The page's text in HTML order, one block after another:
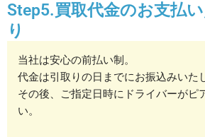
Step5.買取代金のお支払
り
当社は安心の前払い制。
代金は引取りの日までにお振込みいた
その後、ご指定日時にドライバーがピ
い。